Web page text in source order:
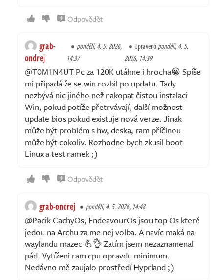
Odpovědět
grab-
ondrej
pondělí, 4. 5. 2026,
14:37
Upravenopondělí, 4. 5.
2026, 14:39
@T0M1N4UT Pc za 120K utáhne i hrocha😀 Spíše
mi připadá že se win rozbil po updatu. Tady
nezbývá nic jiného než nakopat čistou instalaci
Win, pokud potíže přetrvávají, další možnost
update bios pokud existuje nová verze. Jinak
může být problém s hw, deska, ram příčinou
může být cokoliv. Rozhodne bych zkusil boot
Linux a test ramek ;)
Odpovědět
grab-ondrej pondělí, 4. 5. 2026, 14:48
@Pacik CachyOs, EndeavourOs jsou top Os které
jedou na Archu za me nej volba. A navíc maká na
waylandu mazec 💪👌 Zatím jsem nezaznamenal
pád. Vytíženi ram cpu opravdu minimum.
Nedávno mě zaujalo prostředí Hyprland ;)